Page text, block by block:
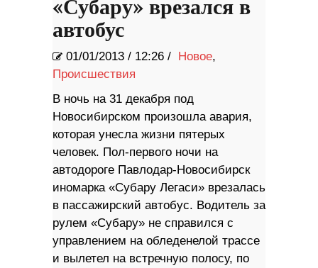
«Субару» врезался в
автобус
01/01/2013 / 12:26 / Новое,
Происшествия
В ночь на 31 декабря под
Новосибирском произошла авария,
которая унесла жизни пятерых
человек. Пол-первого ночи на
автодороге Павлодар-Новосибирск
иномарка «Субару Легаси» врезалась
в пассажирский автобус. Водитель за
рулем «Субару» не справился с
управлением на обледенелой трассе
и вылетел на встречную полосу, по